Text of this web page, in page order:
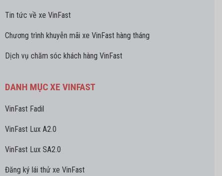
Tin tức về xe VinFast
Chương trình khuyễn mãi xe VinFast hàng tháng
Dịch vụ chăm sóc khách hàng VinFast
DANH MỤC XE VINFAST
VinFast Fadil
VinFast Lux A2.0
VinFast Lux SA2.0
Đăng ký lái thử xe VinFast